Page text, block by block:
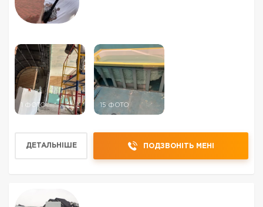
1 ФОТО 15 ФОТО
ДЕТАЛЬНІШЕ ПОДЗВОНІТЬ МЕНІ